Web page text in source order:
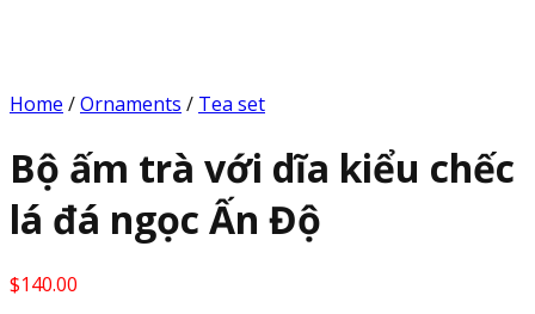
Home /Ornaments / Tea set
Bộ ấm trà với dĩa kiểu chếc
lá đá ngọc Ấn Độ
$140.00